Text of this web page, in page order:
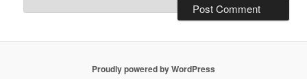
Proudly powered by WordPress